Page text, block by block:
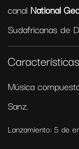
canal National
Sudafricanas de
Música
Sanz.
Lanzamiento: 5 de